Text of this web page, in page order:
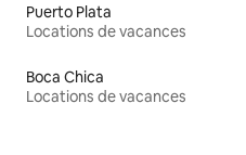
Puerto Plata
Locations de vacances
Boca Chica
Locations de vacances